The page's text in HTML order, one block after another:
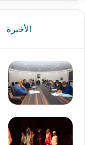
الأخيرة